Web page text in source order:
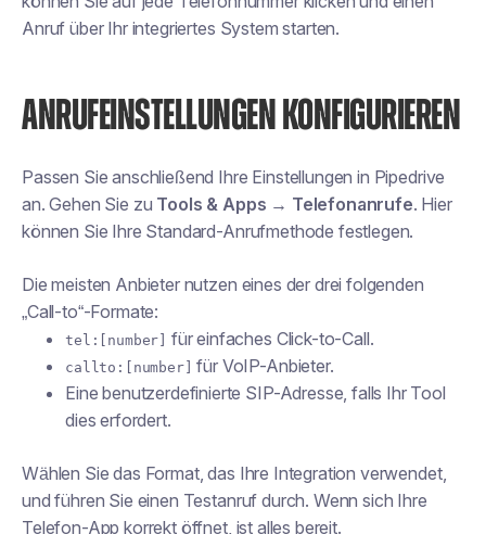
Anruf über Ihr integriertes System starten.
ANRUFEINSTELLUNGEN KONFIGURIEREN
Passen Sie anschließend Ihre Einstellungen in Pipedrive
an. Gehen Sie zu Tools & Apps → Telefonanrufe. Hier
können Sie Ihre Standard-Anrufmethode festlegen.
Die meisten Anbieter nutzen eines der drei folgenden
„Call-to“-Formate:
tel:[number] für einfaches Click-to-Call.
callto:[number]
für VoIP-Anbieter.
Eine benutzerdefinierte SIP-Adresse, falls Ihr Tool
dies erfordert.
Wählen Sie das Format, das Ihre Integration verwendet,
und führen Sie einen Testanruf durch. Wenn sich Ihre
Telefon-App korrekt öffnet, ist alles bereit.